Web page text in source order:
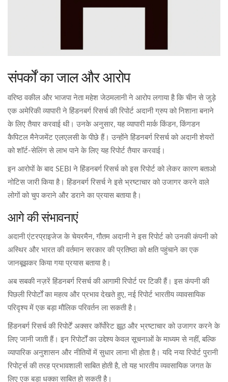
संपर्कों का जाल और आरोप
वरिष्ठ वकील और भाजपा नेता महेश जेठमलानी ने आरोप लगाया है कि चीन से जुड़े
एक अमेरिकी व्यापारी ने हिंडनबर्ग रिसर्च की रिपोर्ट अदानी ग्रुप को निशाना बनाने
के लिए तैयार करवाई थी। उनके अनुसार, यह व्यापारी मार्क किंडन, किंगडन
कैपिटल मैनेजमेंट एलएलसी के पीछे हैं। उन्होंने हिंडनबर्ग रिसर्च को अदानी शेयरों
को शॉर्ट-सेलिंग से लाभ पाने के लिए यह रिपोर्ट तैयार करवाई।
इन आरोपों के बाद SEBI ने हिंडनबर्ग रिसर्च को इस रिपोर्ट को लेकर कारण बताओ
नोटिस जारी किया है। हिंडनबर्ग रिसर्च ने इसे भ्रष्टाचार को उजागर करने वाले
लोगों को चुप कराने और डराने का प्रयास बताया है।
आगे की संभावनाएं
अदानी एंटरप्राइजेज के चेयरमैन, गौतम अदानी ने इस रिपोर्ट को उनकी कंपनी को
अस्थिर और भारत की वर्तमान सरकार की प्रतिष्ठा को क्षति पहुंचाने का एक
जानबूझकर किया गया प्रयास बताया है।
अब सबकी नज़रें हिंडनबर्ग रिसर्च की आगामी रिपोर्ट पर टिकी हैं। इस कंपनी की
पिछली रिपोर्टों का महत्व और प्रभाव देखते हुए, नई रिपोर्ट भारतीय व्यावसायिक
परिदृश्य में एक बड़ा मौलिक परिवर्तन ला सकती है।
हिंडनबर्ग रिसर्च की रिपोर्टें अक्सर कॉर्पोरेट झूठ और भ्रष्टाचार को उजागर करने के
लिए जानी जाती हैं। इन रिपोर्टों का उद्देश्य केवल सूचनाओं के माध्यम से नहीं, बल्कि
व्यापारिक अनुशासन और नीतियों में सुधार लाना भी होता है। यदि नया रिपोर्ट पुरानी
रिपोर्ट्स की तरह प्रभावशाली साबित होती है, तो यह भारतीय व्यवसायिक जगत के
लिए एक बड़ा धक्का साबित हो सकती है।